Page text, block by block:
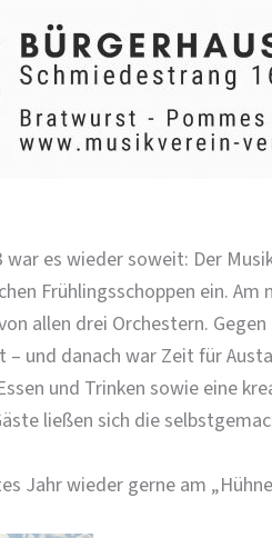
es wieder soweit: Der
Frühlingsschoppen ein.
allen drei Orchestern.
und danach war Zeit für
und Trinken sowie eine
ließen sich die
Jahr wieder gerne am